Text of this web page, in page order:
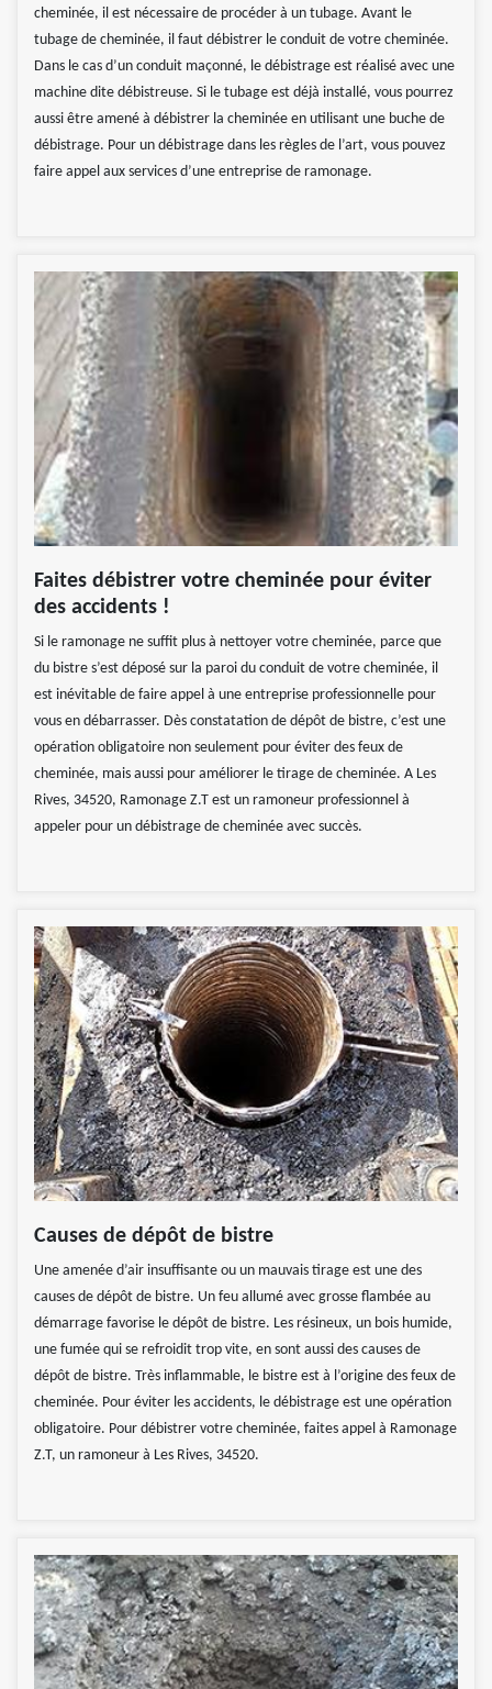
cheminée, il est nécessaire de procéder à un tubage. Avant le
tubage de cheminée, il faut débistrer le conduit de votre cheminée.
Dans le cas d’un conduit maçonné, le débistrage est réalisé avec une
machine dite débistreuse. Si le tubage est déjà installé, vous pourrez
aussi être amené à débistrer la cheminée en utilisant une buche de
débistrage. Pour un débistrage dans les règles de l’art, vous pouvez
faire appel aux services d’une entreprise de ramonage.
Faites débistrer votre cheminée pour éviter
des accidents !
Si le ramonage ne suffit plus à nettoyer votre cheminée, parce que
du bistre s’est déposé sur la paroi du conduit de votre cheminée, il
est inévitable de faire appel à une entreprise professionnelle pour
vous en débarrasser. Dès constatation de dépôt de bistre, c’est une
opération obligatoire non seulement pour éviter des feux de
cheminée, mais aussi pour améliorer le tirage de cheminée. A Les
Rives, 34520, Ramonage Z.T est un ramoneur professionnel à
appeler pour un débistrage de cheminée avec succès.
Causes de dépôt de bistre
Une amenée d’air insuffisante ou un mauvais tirage est une des
causes de dépôt de bistre. Un feu allumé avec grosse flambée au
démarrage favorise le dépôt de bistre. Les résineux, un bois humide,
une fumée qui se refroidit trop vite, en sont aussi des causes de
dépôt de bistre. Très inflammable, le bistre est à l’origine des feux de
cheminée. Pour éviter les accidents, le débistrage est une opération
obligatoire. Pour débistrer votre cheminée, faites appel à Ramonage
Z.T, un ramoneur à Les Rives, 34520.